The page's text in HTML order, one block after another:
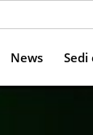
News